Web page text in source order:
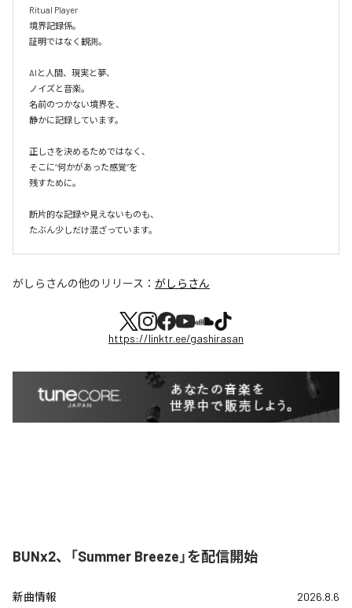
Ritual Player
境界記録係。
証明ではなく観測。
AIと人間、現実と夢、
ノイズと音楽。
名前のつかない境界を、
静かに記録しています。
正しさを決めるためではなく、
そこに“何かがあった感覚”を
残すために。
断片的な記録や見えないものも、
たぶん少しだけ混ざっています。
がしらさんの他のリリース： がしらさん
https://linktr.ee/gashirasan
BUNx2、「Summer Breeze」を配信開始
新曲情報 2026.8.6